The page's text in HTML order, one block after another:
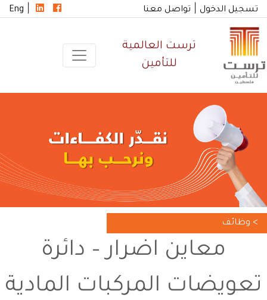
تسجيل الدخول تواصل معنا Eng
ترست العالمية
للتأمين
> وظائف
معاين اضرار – دائرة
تعويضات المركبات المادية